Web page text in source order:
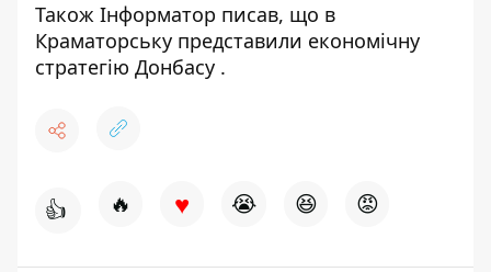
Також Інформатор писав, що в
Краматорську представили економічну
стратегію Донбасу .
👍 🔥 ♥ 😭 😆 😡